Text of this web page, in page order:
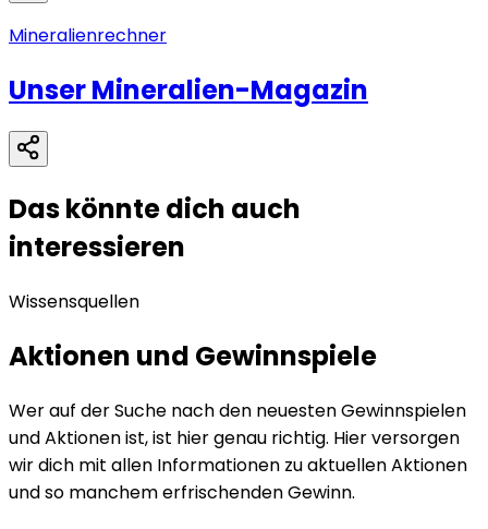
Mineralienrechner
Unser Mineralien-Magazin
Das könnte dich auch
interessieren
Wissensquellen
Aktionen und Gewinnspiele
Wer auf der Suche nach den neuesten Gewinnspielen
und Aktionen ist, ist hier genau richtig. Hier versorgen
wir dich mit allen Informationen zu aktuellen Aktionen
und so manchem erfrischenden Gewinn.